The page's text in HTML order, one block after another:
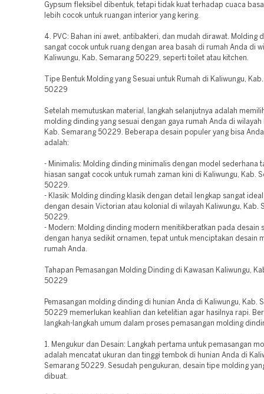
Gypsum fleksibel dibentuk, tetapi tidak kuat terhadap cuaca
lebih cocok untuk ruangan interior yang kering.
4. PVC: Bahan ini awet, antibakteri, dan mudah dirawat. Molding
sangat cocok untuk ruang dengan area basah di rumah Anda di
Kaliwungu, Kab. Semarang 50229, seperti toilet atau kitchen.
Tipe Bentuk Molding yang Sesuai untuk Rumah di Kaliwungu,
50229
Setelah memutuskan material, langkah selanjutnya adalah
molding dinding yang sesuai dengan gaya rumah Anda di wilayah
Kab. Semarang 50229. Beberapa desain populer yang bisa
adalah:
- Minimalis: Molding dinding minimalis dengan model sederhana
hiasan sangat cocok untuk rumah zaman kini di Kaliwungu, Kab.
50229.
- Klasik: Molding dinding klasik dengan detail lengkap sangat
dengan desain Victorian atau kolonial di wilayah Kaliwungu, Kab.
50229.
- Modern: Molding dinding modern menitikberatkan pada desain
dengan hanya sedikit ornamen, tepat untuk menciptakan desain
rumah Anda.
Tahapan Pemasangan Molding Dinding di Kawasan Kaliwungu,
50229
Pemasangan molding dinding di hunian Anda di Kaliwungu, Kab.
50229 memerlukan keahlian dan ketelitian agar hasilnya rapi.
langkah-langkah umum dalam proses pemasangan molding
1. Mengukur dan Desain: Langkah pertama untuk pemasangan
adalah mencatat ukuran dan tinggi tembok di hunian Anda di
Semarang 50229. Sesudah pengukuran, desain tipe molding
dibuat.